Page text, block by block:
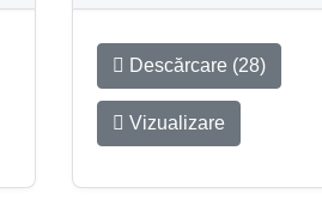
Descărcare (28)
Vizualizare